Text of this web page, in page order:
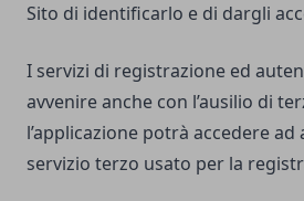
Sito di identificarlo e di dargli
I servizi di registrazione ed
avvenire anche con l’ausilio di
l’applicazione potrà accedere
servizio terzo usato per la